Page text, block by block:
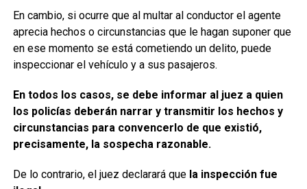
En cambio, si ocurre que al multar al conductor el agente
aprecia hechos o circunstancias que le hagan suponer que
en ese momento se está cometiendo un delito, puede
inspeccionar el vehículo y a sus pasajeros.
En todos los casos, se debe informar al juez a quien
los policías deberán narrar y transmitir los hechos y
circunstancias para convencerlo de que existió,
precisamente, la sospecha razonable.
De lo contrario, el juez declarará que la inspección fue